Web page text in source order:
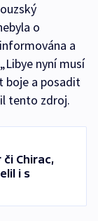
o
a
nyní musí
boje a posadit
tento zdroj.
Chirac,
i s